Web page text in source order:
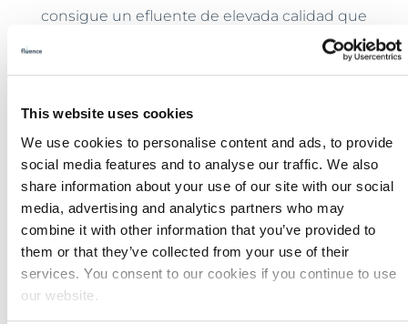
This website uses cookies
We use cookies to personalise content and ads, to provide
social media features and to analyse our traffic. We also
share information about your use of our site with our social
media, advertising and analytics partners who may
combine it with other information that you’ve provided to
them or that they’ve collected from your use of their
services. You consent to our cookies if you continue to use
our website.
consigue un efluente de elevada calidad que
puede reutilizarse de forma segura para
Aspiral™ puede personalizarse para incluir
filtración y la desinfección, a fin de producir
agua potable.
El agua potable producida in
situ incluso puede embotellarsey servirse o
venderse a los huéspedes, reduciendo la
necesidad de comprar y enviar agua
embotellada de los proveedores externos.